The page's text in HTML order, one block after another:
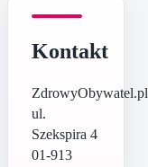
Kontakt
ZdrowyObywatel.pl
ul.
Szekspira 4
01-913